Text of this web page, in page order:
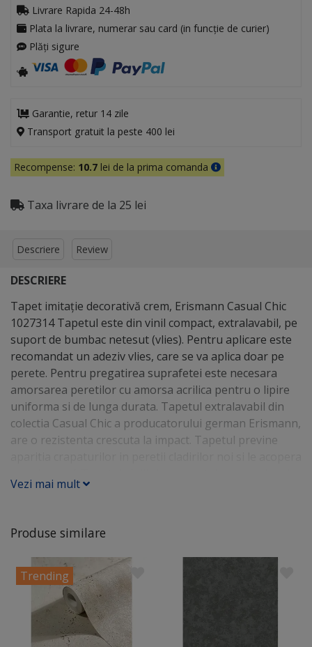
Livrare Rapida 24-48h
Plata la livrare, numerar sau card (in funcție de curier)
Plăți sigure
Garantie, retur 14 zile
Transport gratuit la peste 400 lei
Recompense: 10.7 lei de la prima comanda
Taxa livrare de la 25 lei
Descriere Review
DESCRIERE
Tapet imitaţie decorativă crem, Erismann Casual Chic
1027314 Tapetul este din vinil compact, extralavabil, pe
suport de bumbac netesut (vlies). Pentru aplicare este
recomandat un adeziv vlies, care se va aplica doar pe
perete. Pentru pregatirea suprafetei este necesara
amorsarea peretilor cu amorsa acrilica pentru o lipire
uniforma si de lunga durata. Tapetul extralavabil din
colectia Casual Chic a producatorului german Erismann,
are o rezistenta crescuta la impact. Tapetul previne
previne aparitia mucegaiului. Este un model de tapet
Tapetul se poate curata cu o laveta sau o perie din par
moale.
Vezi mai mult
Produse similare
Trending